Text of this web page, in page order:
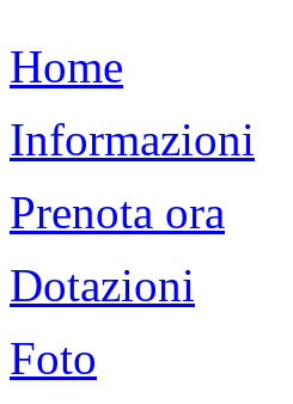
Home
Informazioni
Prenota ora
Dotazioni
Foto